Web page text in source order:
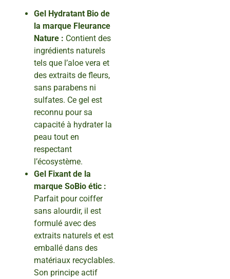
Gel Hydratant Bio de
la marque Fleurance
Nature : Contient des
ingrédients naturels
tels que l’aloe vera et
des extraits de fleurs,
sans parabens ni
sulfates. Ce gel est
reconnu pour sa
capacité à hydrater la
peau tout en
respectant
l’écosystème.
Gel Fixant de la
marque SoBio étic :
Parfait pour coiffer
sans alourdir, il est
formulé avec des
extraits naturels et est
emballé dans des
matériaux recyclables.
Son principe actif